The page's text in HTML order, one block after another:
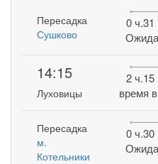
Пересадка
Сушково
0 ч.31
14:15
Луховицы
2 ч.15
время
Пересадка
м.
Котельники
0 ч.30